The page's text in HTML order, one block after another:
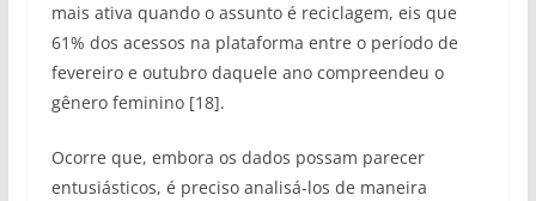
mais ativa quando o assunto é reciclagem, eis que
61% dos acessos na plataforma entre o período de
fevereiro e outubro daquele ano compreendeu o
gênero feminino [18].
Ocorre que, embora os dados possam parecer
entusiásticos, é preciso analisá-los de maneira